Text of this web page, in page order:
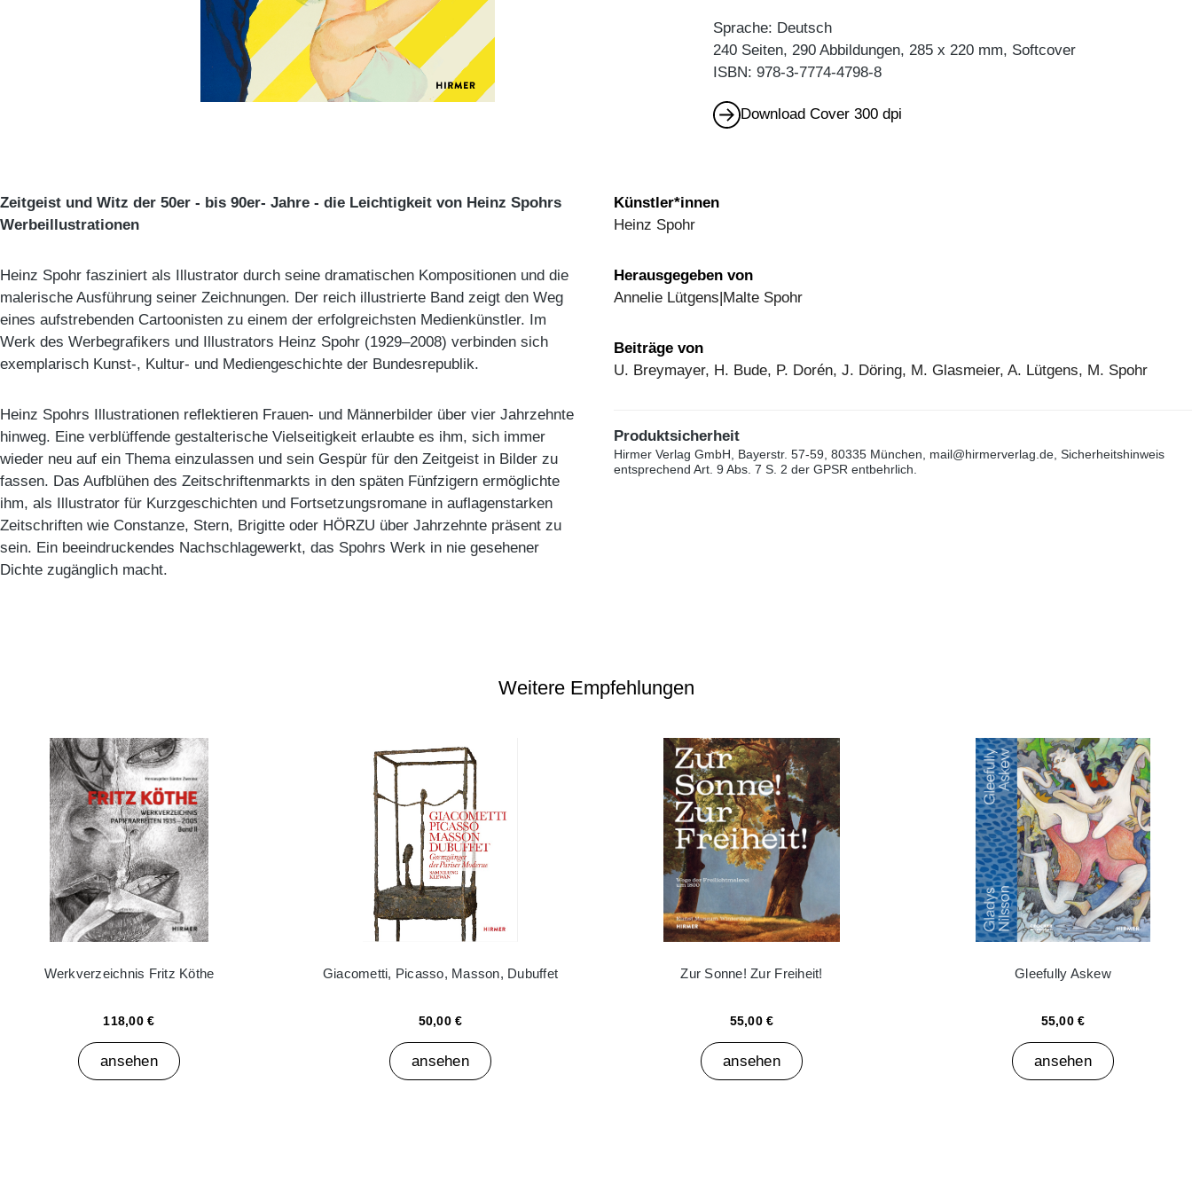
Sprache: Deutsch
240 Seiten, 290 Abbildungen, 285 x 220 mm, Softcover
ISBN: 978-3-7774-4798-8
Download Cover 300 dpi
Zeitgeist und Witz der 50er - bis 90er- Jahre - die Leichtigkeit von Heinz Spohrs
Werbeillustrationen
Heinz Spohr fasziniert als Illustrator durch seine dramatischen Kompositionen und die
malerische Ausführung seiner Zeichnungen. Der reich illustrierte Band zeigt den Weg
eines aufstrebenden Cartoonisten zu einem der erfolgreichsten Medienkünstler. Im
Werk des Werbegrafikers und Illustrators Heinz Spohr (1929–2008) verbinden sich
exemplarisch Kunst-, Kultur- und Mediengeschichte der Bundesrepublik.
Heinz Spohrs Illustrationen reflektieren Frauen- und Männerbilder über vier Jahrzehnte
hinweg. Eine verblüffende gestalterische Vielseitigkeit erlaubte es ihm, sich immer
wieder neu auf ein Thema einzulassen und sein Gespür für den Zeitgeist in Bilder zu
fassen. Das Aufblühen des Zeitschriftenmarkts in den späten Fünfzigern ermöglichte
ihm, als Illustrator für Kurzgeschichten und Fortsetzungsromane in auflagenstarken
Zeitschriften wie Constanze, Stern, Brigitte oder HÖRZU über Jahrzehnte präsent zu
sein. Ein beeindruckendes Nachschlagewerkt, das Spohrs Werk in nie gesehener
Dichte zugänglich macht.
Künstler*innen
Heinz Spohr
Herausgegeben von
Annelie Lütgens|Malte Spohr
Beiträge von
U. Breymayer, H. Bude, P. Dorén, J. Döring, M. Glasmeier, A. Lütgens, M. Spohr
Produktsicherheit
Hirmer Verlag GmbH, Bayerstr. 57-59, 80335 München, mail@hirmerverlag.de, Sicherheitshinweis
entsprechend Art. 9 Abs. 7 S. 2 der GPSR entbehrlich.
Weitere Empfehlungen
Werkverzeichnis Fritz Köthe
118,00 €
ansehen
Giacometti, Picasso, Masson, Dubuffet
50,00 €
ansehen
Zur Sonne! Zur Freiheit!
55,00 €
ansehen
Gleefully Askew
55,00 €
ansehen